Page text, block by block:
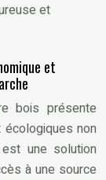
et
et
bois présente
non
une solution
à une source